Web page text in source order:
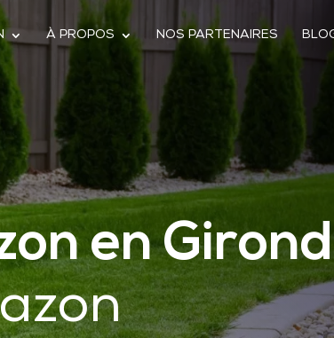
À PROPOS NOS PARTENAIRES
en